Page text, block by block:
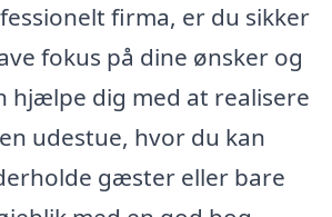
firma, er du sikker
fokus på dine ønsker og
hjælpe dig med at realisere
udestue, hvor du kan
gæster eller bare